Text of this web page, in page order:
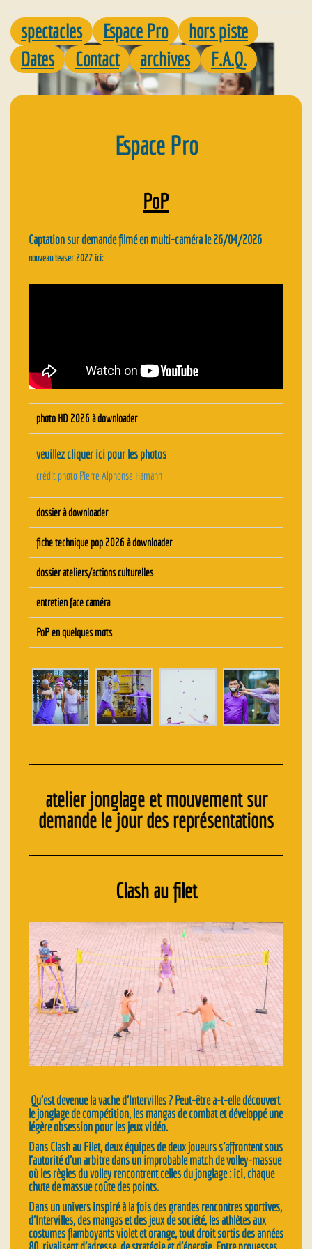
spectacles Espace Pro
hors piste
Dates
Contact archives F.A.Q.
Espace Pro
PoP
Captation sur demande filmé en multi-caméra le 26/04/2026
nouveau teaser 2027 ici:
photo HD 2026 à downloader
veuillez cliquer ici pour les photos
crédit photo Pierre Alphonse Hamann
dossier à downloader
fiche technique pop 2026 à downloader
dossier ateliers/actions culturelles
entretien face caméra
PoP en quelques mots
atelier jonglage et mouvement sur
demande le jour des représentations
Clash au filet
Qu’est devenue la vache d’Intervilles ? Peut-être a-t-elle découvert
le jonglage de compétition, les mangas de combat et développé une
légère obsession pour les jeux vidéo.
Dans Clash au Filet, deux équipes de deux joueurs s’affrontent sous
l’autorité d’un arbitre dans un improbable match de volley-massue
où les règles du volley rencontrent celles du jonglage : ici, chaque
chute de massue coûte des points.
Dans un univers inspiré à la fois des grandes rencontres sportives,
d’Intervilles, des mangas et des jeux de société, les athlètes aux
costumes flamboyants violet et orange, tout droit sortis des années